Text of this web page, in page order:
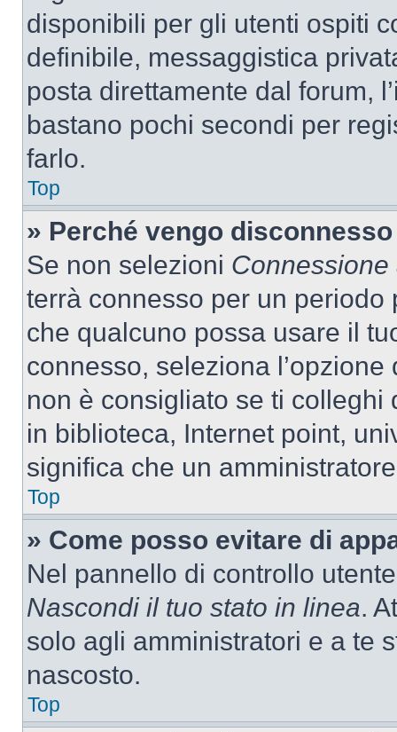
disponibili per gli utenti ospiti
definibile, messaggistica
posta direttamente dal forum,
bastano pochi secondi per
farlo.
Top
» Perché vengo
Se non selezioni
terrà connesso per un
che qualcuno possa usare il
connesso, seleziona
non è consigliato se ti
in biblioteca, Internet point,
significa che un
Top
» Come posso evitare di
Nel pannello di controllo
Nascondi il tuo stato in linea.
solo agli amministratori e a te
nascosto.
Top